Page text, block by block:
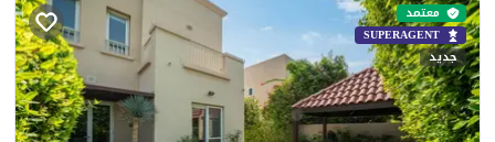
معتمد
SUPERAGENT
جديد